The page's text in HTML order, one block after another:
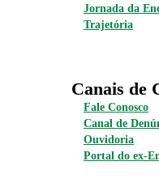
Jornada da
Trajetória
Canais de
Fale Conosco
Canal de
Ouvidoria
Portal do ex-